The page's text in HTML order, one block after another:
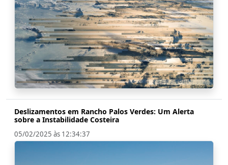
Deslizamentos em Rancho Palos Verdes: Um Alerta
sobre a Instabilidade Costeira
05/02/2025 às 12:34:37